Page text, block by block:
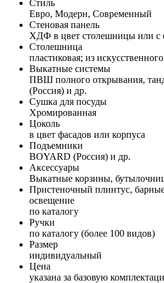
Стиль
Евро, Модерн, Современный
Стеновая панель
ХДФ в цвет столешницы или с
Столешница
пластиковая; из
Выкатные системы
ПВШ полного открывания,
(Россия) и др.
Сушка для посуды
Хромированная
Цоколь
в цвет фасадов или корпуса
Подъемники
BOYARD (Россия) и др.
Аксессуары
Выкатные корзины,
Пристеночный плинтус,
освещение
по каталогу
Ручки
по каталогу (более 100 видов)
Размер
индивидуальный
Цена
указана за базовую